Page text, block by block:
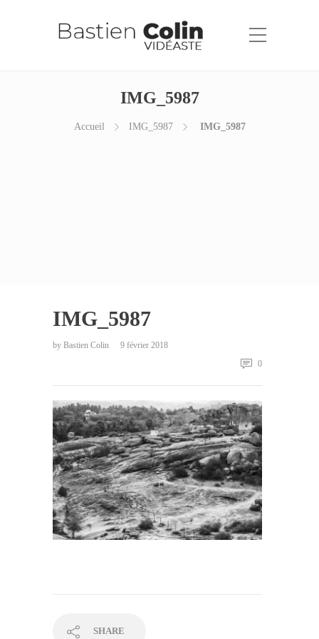
IMG_5987
Accueil IMG_5987 IMG_5987
IMG_5987
by Bastien Colin
9 février 2018
0
SHARE